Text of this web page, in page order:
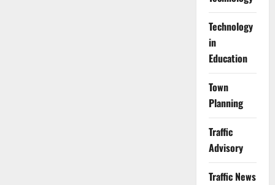
Technology
in
Education
Town
Planning
Traffic
Advisory
Traffic News